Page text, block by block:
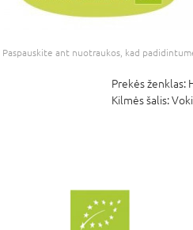
Paspauskite ant nuotraukos, kad
Prekės ženklas:
Kilmės šalis: